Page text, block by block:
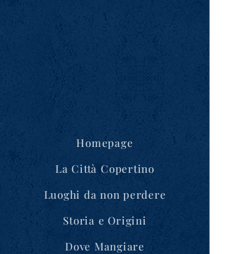
Homepage
La Città Copertino
Luoghi da non perdere
Storia e Origini
Dove Mangiare